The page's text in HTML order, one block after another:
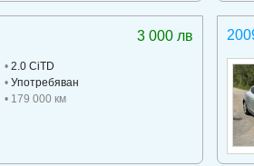
3 000 лв
• 2.0 CiTD
• Употребяван
• 179 000 км